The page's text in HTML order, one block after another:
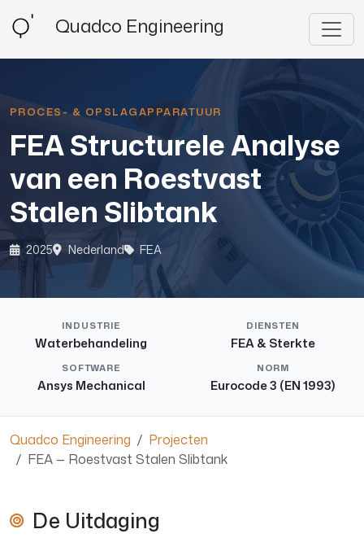
Quadco Engineering
PROCES- & OPSLAGAPPARATUUR
FEA Structurele Analyse
van een Roestvast
Stalen Slibtank
2025 Nederland FEA
INDUSTRIE
Waterbehandeling
DIENSTEN
FEA & Sterkte
SOFTWARE
Ansys Mechanical
NORM
Eurocode 3 (EN 1993)
Quadco Engineering
Projecten
FEA — Roestvast Stalen Slibtank
De Uitdaging